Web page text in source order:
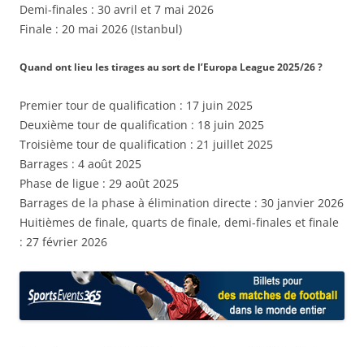
Demi-finales : 30 avril et 7 mai 2026
Finale : 20 mai 2026 (Istanbul)
Quand ont lieu les tirages au sort de l’Europa League 2025/26 ?
Premier tour de qualification : 17 juin 2025
Deuxième tour de qualification : 18 juin 2025
Troisième tour de qualification : 21 juillet 2025
Barrages : 4 août 2025
Phase de ligue : 29 août 2025
Barrages de la phase à élimination directe : 30 janvier 2026
Huitièmes de finale, quarts de finale, demi-finales et finale
: 27 février 2026